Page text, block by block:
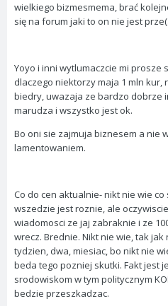
wielkiego bizmesmema, brać
się na forum jaki to on nie jest
Yoyo i inni wytlumaczcie mi
dlaczego niektorzy maja 1 mln
biedry, uwazaja ze bardzo dobrze
marudza i wszystko jest ok.
Bo oni sie zajmuja biznesem a nie
lamentowaniem.
Co do cen aktualnie- nikt nie wie
wszedzie jest roznie, ale oczywiscie
wiadomosci ze jaj zabraknie i ze
wrecz. Brednie. Nikt nie wie, tak
tydzien, dwa, miesiac, bo nikt nie
beda tego pozniej skutki. Fakt jest
srodowiskom w tym politycznym
bedzie przeszkadzac.